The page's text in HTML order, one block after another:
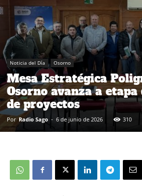
Noticia del Día Osorno
Mesa Estratégica
Osorno avanza a etapa
de proyectos
Por Radio Sago - 6 de junio de 2026 310